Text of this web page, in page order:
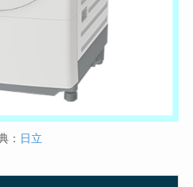
： 日立